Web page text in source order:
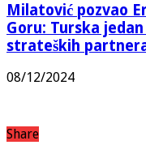
Milatović pozvao
Goru: Turska
strateških
08/12/2024
Share